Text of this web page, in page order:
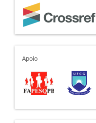
apoio
Apoio